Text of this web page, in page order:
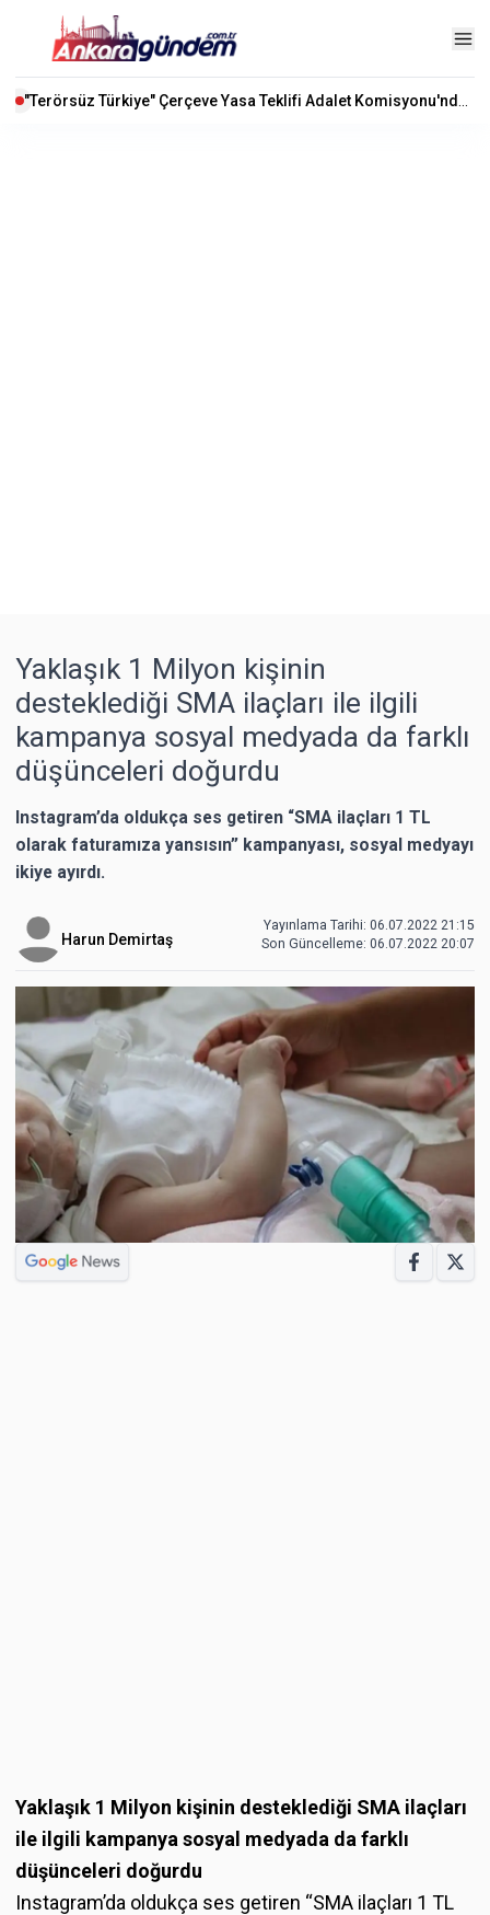
Yaklaşık 1 Milyon kişinin
desteklediği SMA ilaçları ile ilgili
kampanya sosyal medyada da farklı
düşünceleri doğurdu
Instagram’da oldukça ses getiren “SMA ilaçları 1 TL
olarak faturamıza yansısın” kampanyası, sosyal medyayı
ikiye ayırdı.
Harun Demirtaş
Yayınlama Tarihi: 06.07.2022 21:15
Son Güncelleme: 06.07.2022 20:07
Yaklaşık 1 Milyon kişinin desteklediği SMA ilaçları
ile ilgili kampanya sosyal medyada da farklı
düşünceleri doğurdu
Instagram’da oldukça ses getiren “SMA ilaçları 1 TL